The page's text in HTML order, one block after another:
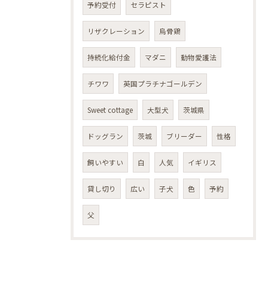
予約受付 セラピスト
リザクレーション 烏骨鶏
持続化給付金 マダニ 動物愛護法
チワワ 英国プラチナゴールデン
Sweet cottage 大型犬 茨城県
ドッグラン 茨城 ブリーダー 性格
飼いやすい 白 人気 イギリス
貸し切り 広い 子犬 色 予約
父